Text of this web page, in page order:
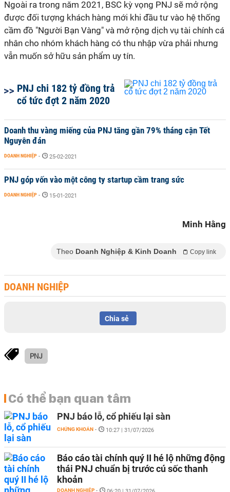
Ngoài ra trong năm 2021, BSC kỳ vọng PNJ sẽ mở rộng
được đối tượng khách hàng mới khi đầu tư vào hệ thống
cầm đồ "Người Bạn Vàng" và mở rộng dịch vụ tài chính cá
nhân cho nhóm khách hàng có thu nhập vừa phải nhưng
vẫn muốn sở hữu sản phẩm uy tín.
PNJ chi 182 tỷ đồng trả
cổ tức đợt 2 năm 2020
Doanh thu vàng miếng của PNJ tăng gần 79% tháng cận Tết
Nguyên đán
DOANH NGHIỆP - 25-02-2021
PNJ góp vốn vào một công ty startup cầm trang sức
DOANH NGHIỆP - 15-01-2021
Minh Hằng
Theo Doanh Nghiệp & Kinh Doanh Copy link
DOANH NGHIỆP
Chia sẻ
PNJ
Có thể bạn quan tâm
PNJ báo lỗ, cổ phiếu lại sàn
CHỨNG KHOÁN - 10:27 | 31/07/2026
Báo cáo tài chính quý II hé lộ những động
thái PNJ chuẩn bị trước cú sốc thanh
khoản
DOANH NGHIỆP